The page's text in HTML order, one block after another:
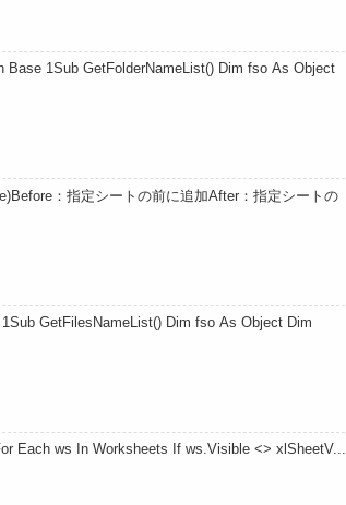
1Sub GetFolderNameList() Dim fso As Object
：指定シートの前に追加After：指定シートの
GetFilesNameList() Dim fso As Object Dim
Each ws In Worksheets If ws.Visible <> xlSheetV...